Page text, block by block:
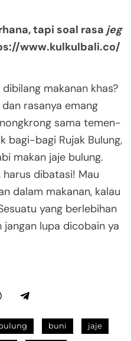
tapi soal rasa jeg
www.kulkulbali.co/
makanan khas?
rasanya emang
sama temen-
bagi-bagi Rujak Bulung,
makan jaje bulung.
harus dibatasi! Mau
dalam makanan, kalau
yang berlebihan
jangan lupa dicobain ya
buni jaje